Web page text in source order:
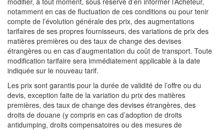
notamment en cas de fluctuation de ces conditions ou pour tenir
compte de l’évolution générale des prix, des augmentations
tarifaires de ses propres fournisseurs, des variations de prix des
matières premières ou des taux de change des devises
étrangères ou en cas d’augmentation du coût de transport. Toute
modification tarifaire sera immédiatement applicable à la date
indiquée sur le nouveau tarif.
Les prix sont garantis pour la durée de validité de l’offre ou du
devis, exception faite de la variation du prix des matières
premières, des taux de change des devises étrangères, des
droits de douane (y compris en cas d’adoption de droits
antidumping, droits compensatoires ou des mesures de